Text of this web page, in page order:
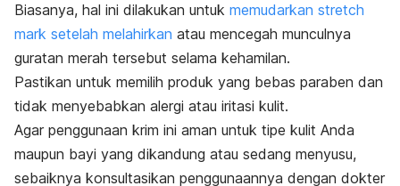
Biasanya, hal ini dilakukan untuk memudarkan stretch
mark setelah melahirkan atau mencegah munculnya
guratan merah tersebut selama kehamilan.
Pastikan untuk memilih produk yang bebas paraben dan
tidak menyebabkan alergi atau iritasi kulit.
Agar penggunaan krim ini aman untuk tipe kulit Anda
maupun bayi yang dikandung atau sedang menyusu,
sebaiknya konsultasikan penggunaannya dengan dokter